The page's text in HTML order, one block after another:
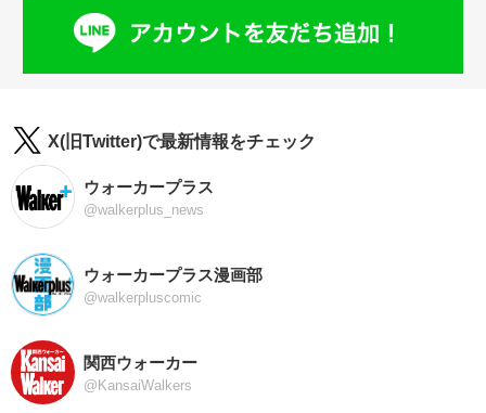
X(旧Twitter)で最新情報をチェック
ウォーカープラス
@walkerplus_news
ウォーカープラス漫画部
@walkerpluscomic
関西ウォーカー
@KansaiWalkers